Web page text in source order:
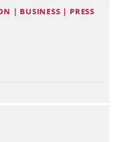
| BUSINESS | PRESS